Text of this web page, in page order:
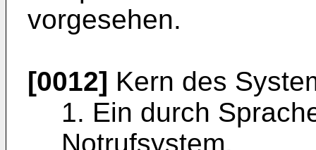
vorgesehen.
[0012] Kern des
1. Ein durch
Notrufsystem.